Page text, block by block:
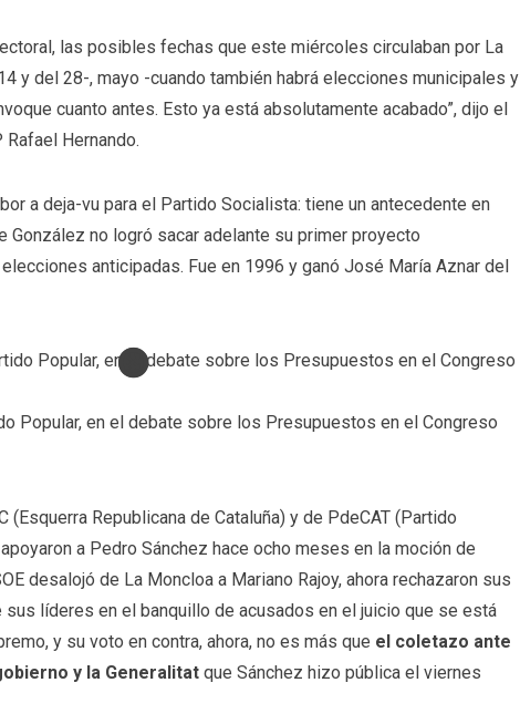
las posibles fechas que este miércoles circulaban por La
y del 28-, mayo -cuando también habrá elecciones municipales y
cuanto antes. Esto ya está absolutamente acabado”, dijo el
Hernando.
a deja-vu para el Partido Socialista: tiene un antecedente en
González no logró sacar adelante su primer proyecto
anticipadas. Fue en 1996 y ganó José María Aznar del
Popular, en el debate sobre los Presupuestos en el Congreso
Republicana de Cataluña) y de PdeCAT (Partido
a Pedro Sánchez hace ocho meses en la moción de
desalojó de La Moncloa a Mariano Rajoy, ahora rechazaron sus
líderes en el banquillo de acusados en el juicio que se está
y su voto en contra, ahora, no es más que el coletazo ante
y la Generalitat que Sánchez hizo pública el viernes